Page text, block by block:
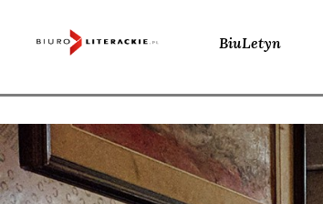
BiuLetyn
Skip
to
content